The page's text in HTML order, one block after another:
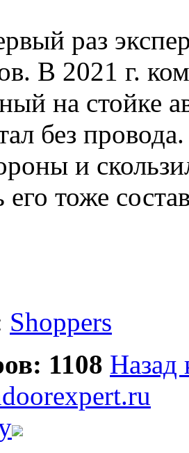
раз
В 2021 г.
на стойке
без
и
его тоже
Shoppers
1108 Назад